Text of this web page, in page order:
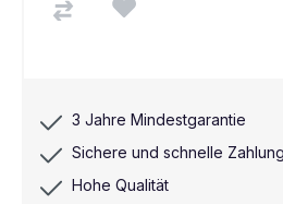
3 Jahre Mindestgarantie
Sichere und schnelle Zahlung
Hohe Qualität